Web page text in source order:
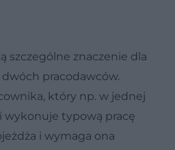
szczególne znaczenie dla
pracodawców.
który np. w jednej
wykonuje typową pracę
i wymaga ona